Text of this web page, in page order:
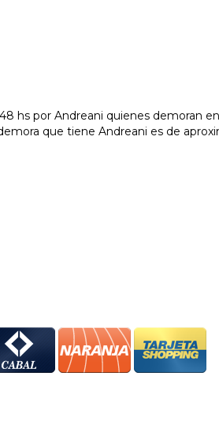
hs por Andreani quienes demoran
que tiene Andreani es de